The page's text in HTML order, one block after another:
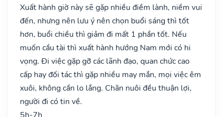
Xuất hành giờ này sẽ gặp nhiều điềm lành, niềm vui
đến, nhưng nên lưu ý nên chọn buổi sáng thì tốt
hơn, buổi chiều thì giảm đi mất 1 phần tốt. Nếu
muốn cầu tài thì xuất hành hướng Nam mới có hi
vọng. Đi việc gặp gỡ các lãnh đạo, quan chức cao
cấp hay đối tác thì gặp nhiều may mắn, mọi việc êm
xuôi, không cần lo lắng. Chăn nuôi đều thuận lợi,
người đi có tin về.